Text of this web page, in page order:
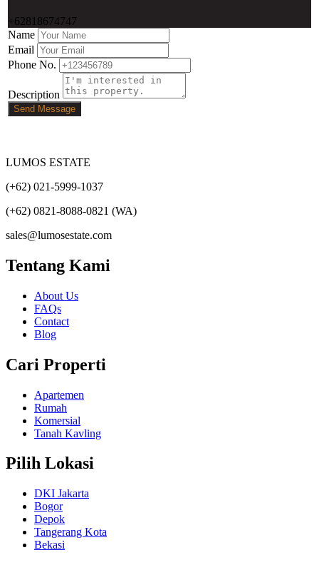
+62818674747
Name
Email
Phone No.
Description
Send Message
LUMOS ESTATE
(+62) 021-5999-1037
(+62) 0821-8088-0821 (WA)
sales@lumosestate.com
Tentang Kami
About Us
FAQs
Contact
Blog
Cari Properti
Apartemen
Rumah
Komersial
Tanah Kavling
Pilih Lokasi
DKI Jakarta
Bogor
Depok
Tangerang Kota
Bekasi